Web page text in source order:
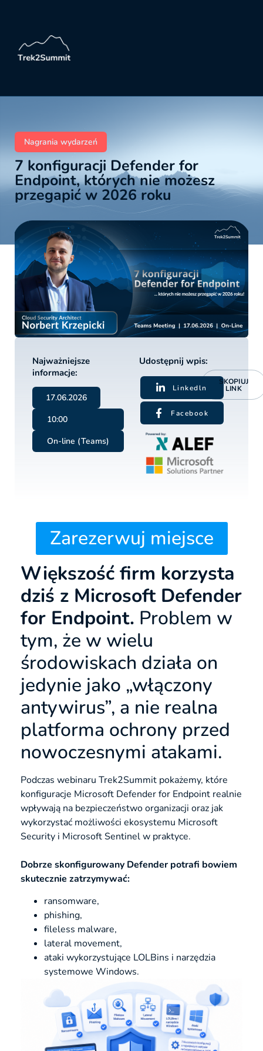
Nagrania wydarzeń
7 konfiguracji Defender for
Endpoint, których nie możesz
przegapić w 2026 roku
Najważniejsze
informacje:
17.06.2026
10:00
On-line (Teams)
Udostępnij wpis:
Linkedln
Facebook
SKOPIUJ
LINK
Zarezerwuj miejsce
Większość firm korzysta
dziś z Microsoft Defender
for Endpoint. Problem w
tym, że w wielu
środowiskach działa on
jedynie jako „włączony
antywirus”, a nie realna
platforma ochrony przed
nowoczesnymi atakami.
Podczas webinaru Trek2Summit pokażemy, które
konfiguracje Microsoft Defender for Endpoint realnie
wpływają na bezpieczeństwo organizacji oraz jak
wykorzystać możliwości ekosystemu Microsoft
Security i Microsoft Sentinel w praktyce.
Dobrze skonfigurowany Defender potrafi bowiem
skutecznie zatrzymywać:
ransomware,
phishing,
fileless malware,
lateral movement,
ataki wykorzystujące LOLBins i narzędzia
systemowe Windows.